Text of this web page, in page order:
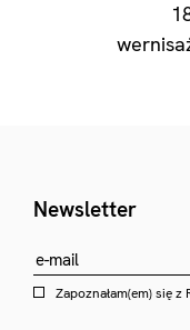
Newsletter
Zapoznałam(em) się z